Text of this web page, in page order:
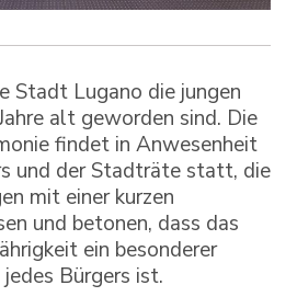
Stadt Lugano die jungen
alt geworden sind. Die
findet in Anwesenheit
und der Stadträte statt, die
mit einer kurzen
und betonen, dass das
ein besonderer
Bürgers ist.